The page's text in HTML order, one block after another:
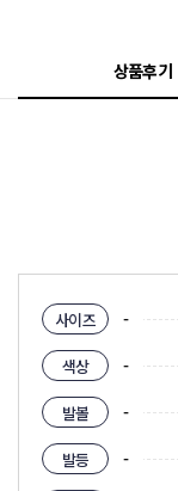
상품후기
사이즈 -
색상 -
발볼 -
발등 -